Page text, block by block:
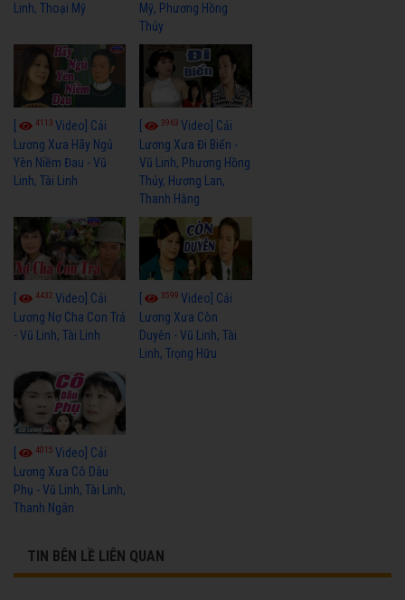
Linh, Thoại Mỹ
Mỹ, Phương Hồng
Thủy
4113 Video] Cải
Lương Xưa Hãy Ngủ
Yên Niềm Đau - Vũ
Linh, Tài Linh
3963Video] Cải
Lương Xưa Đi Biển -
Vũ Linh, Phương Hồng
Thủy, Hương Lan,
Thanh Hằng
4432 Video] Cải
Lương Nợ Cha Con Trả
- Vũ Linh, Tài Linh
3599Video] Cải
Lương Xưa Còn
Duyên - Vũ Linh, Tài
Linh, Trọng Hữu
[ 4015 Video] Cải
Lương Xưa Cô Dâu
Phụ - Vũ Linh, Tài Linh,
Thanh Ngân
TIN BÊN LỀ LIÊN QUAN